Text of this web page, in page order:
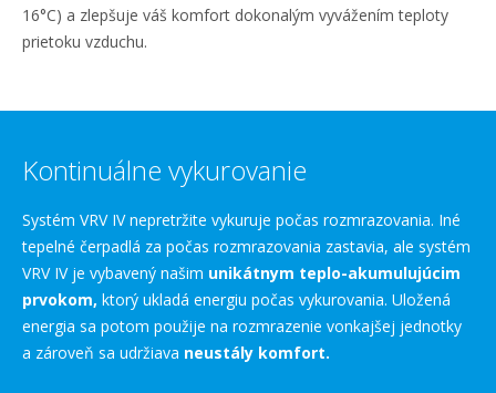
16°C) a zlepšuje váš komfort dokonalým vyvážením teploty
prietoku vzduchu.
Kontinuálne vykurovanie
Systém VRV IV nepretržite vykuruje počas rozmrazovania. Iné
tepelné čerpadlá za počas rozmrazovania zastavia, ale systém
VRV IV je vybavený našim unikátnym teplo-akumulujúcim
prvokom, ktorý ukladá energiu počas vykurovania. Uložená
energia sa potom použije na rozmrazenie vonkajšej jednotky
a zároveň sa udržiava neustály komfort.